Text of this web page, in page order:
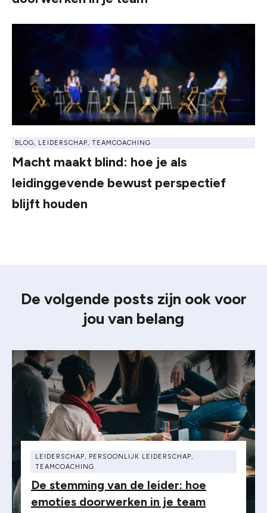
BLOG, LEIDERSCHAP, TEAMCOACHING
Macht maakt blind: hoe je als
leidinggevende bewust perspectief
blijft houden
De volgende posts zijn ook voor
jou van belang
LEIDERSCHAP, PERSOONLIJK LEIDERSCHAP,
TEAMCOACHING
De stemming van de leider: hoe
emoties doorwerken in je team